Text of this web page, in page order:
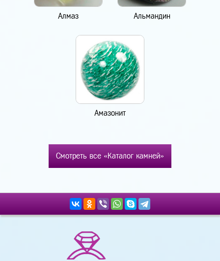
Алмаз Альмандин
Амазонит
Смотреть все «Каталог камней»